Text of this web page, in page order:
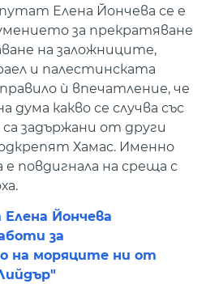
Елена Йончева се е
за прекратяване
на заложниците,
и палестинската
ѝ впечатление, че
дума какво се случва със
задържани от други
Хамас. Именно
повдигнала на среща с
Йончева
за
на моряците ни от